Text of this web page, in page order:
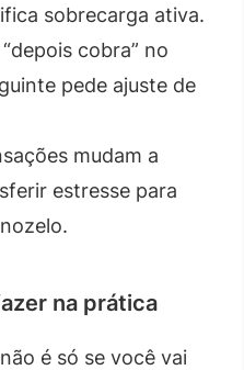
sobrecarga ativa.
cobra” no
pede ajuste de
mudam a
estresse para
na prática
é só se você vai